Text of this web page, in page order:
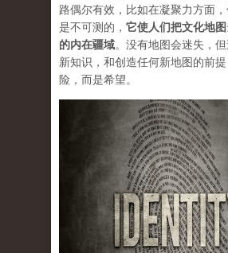
路偶尔有效，比如在凝聚力方面
是不可测的， 它使人们把文化地
的内在疆域。没有地图会迷失，
新知识，和创造任何新地图的前
险，而是希望。